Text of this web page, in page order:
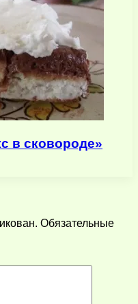
в сковороде»
Обязательные